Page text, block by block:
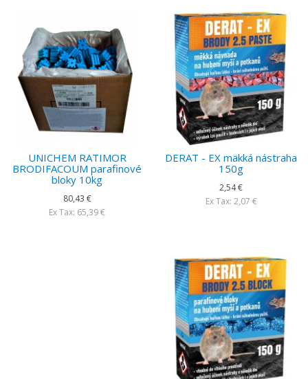
UNICHEM RATIMOR
BRODIFACOUM parafinové
bloky 10kg
80,43 €
Ex Tax: 65,39 €
DERAT - EX mäkká nástraha
150g
2,54 €
Ex Tax: 2,07 €